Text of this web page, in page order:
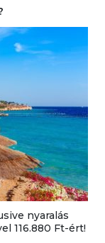
nyaralás
116.880 Ft-ért!